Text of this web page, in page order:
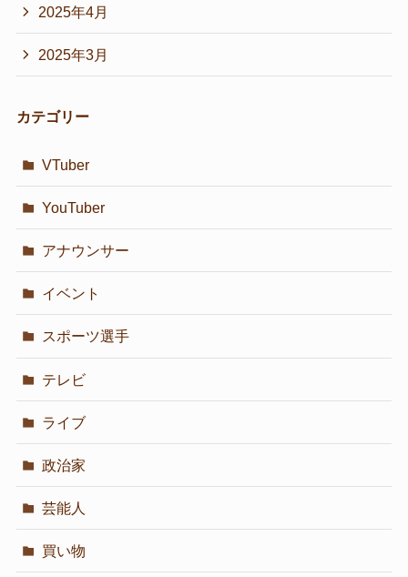
2025年4月
2025年3月
カテゴリー
VTuber
YouTuber
アナウンサー
イベント
スポーツ選手
テレビ
ライブ
政治家
芸能人
買い物